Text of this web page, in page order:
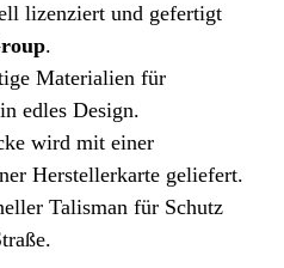
lizenziert und gefertigt
.
Materialien für
edles Design.
wird mit einer
Herstellerkarte geliefert.
Talisman für Schutz